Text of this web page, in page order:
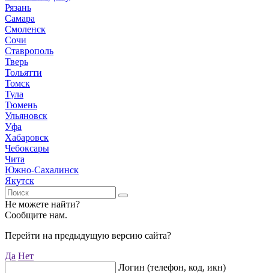
Рязань
Самара
Смоленск
Сочи
Ставрополь
Тверь
Тольятти
Томск
Тула
Тюмень
Ульяновск
Уфа
Хабаровск
Чебоксары
Чита
Южно-Сахалинск
Якутск
Не можете найти?
Сообщите нам.
Перейти на предыдущую версию сайта?
Да Нет
Логин (телефон, код, икн)